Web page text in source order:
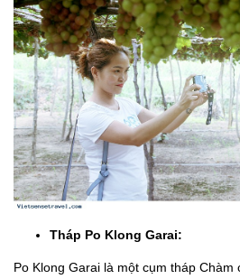
Tháp Po Klong Garai:
Po Klong Garai là một cụm tháp